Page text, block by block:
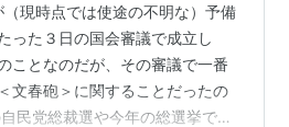
現時点では使途の不明な）予備
った３日の国会審議で成立し
ことなのだが、その審議で一番
文春砲＞に関することだったの
民党総裁選や今年の総選挙で、